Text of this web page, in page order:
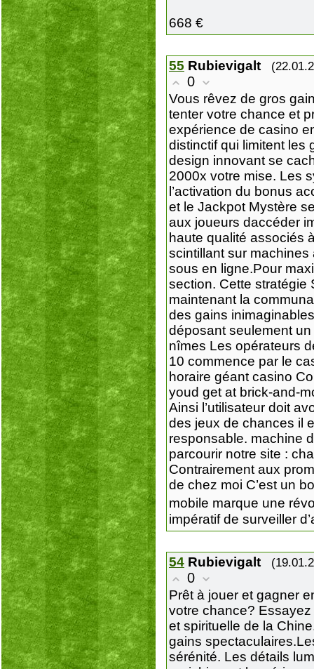
668 €
55 Rubievigalt
0
Vous rêvez de gros
tenter votre chance et
expérience de casino
distinctif qui limitent les
design innovant se
2000x votre mise. Les
l’activation du bonus
et le Jackpot Mystère
aux joueurs daccéder
haute qualité associés
scintillant sur
sous en ligne.Pour
section. Cette stratégie
maintenant la
des gains
déposant seulement
nîmes Les opérateurs
10 commence par le
horaire géant casino
youd get at brick-and-
Ainsi l’utilisateur doit
des jeux de chances il
responsable. machine
parcourir notre site :
Contrairement aux
de chez moi C’est un
mobile marque une
impératif de surveiller
54 Rubievigalt
0
Prêt à jouer et gagner
votre chance?
et spirituelle de la
gains
sérénité. Les détails